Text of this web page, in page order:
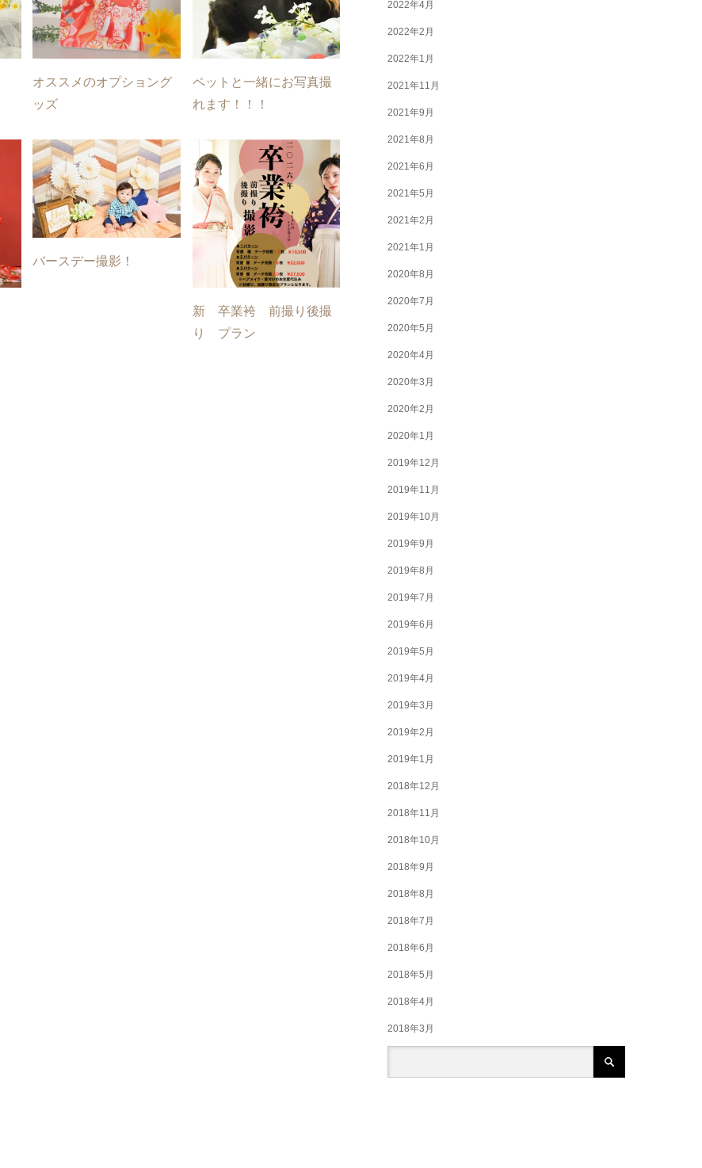
オススメのオプショング
ッズ
ペットと一緒にお写真撮
れます！！！
バースデー撮影！
新 卒業袴 前撮り後撮
り プラン
2022年4月
2022年2月
2022年1月
2021年11月
2021年9月
2021年8月
2021年6月
2021年5月
2021年2月
2021年1月
2020年8月
2020年7月
2020年5月
2020年4月
2020年3月
2020年2月
2020年1月
2019年12月
2019年11月
2019年10月
2019年9月
2019年8月
2019年7月
2019年6月
2019年5月
2019年4月
2019年3月
2019年2月
2019年1月
2018年12月
2018年11月
2018年10月
2018年9月
2018年8月
2018年7月
2018年6月
2018年5月
2018年4月
2018年3月